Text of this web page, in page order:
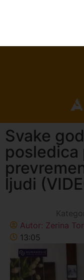
Svake
posledica
ljudi
Autor: Zerina
13:05